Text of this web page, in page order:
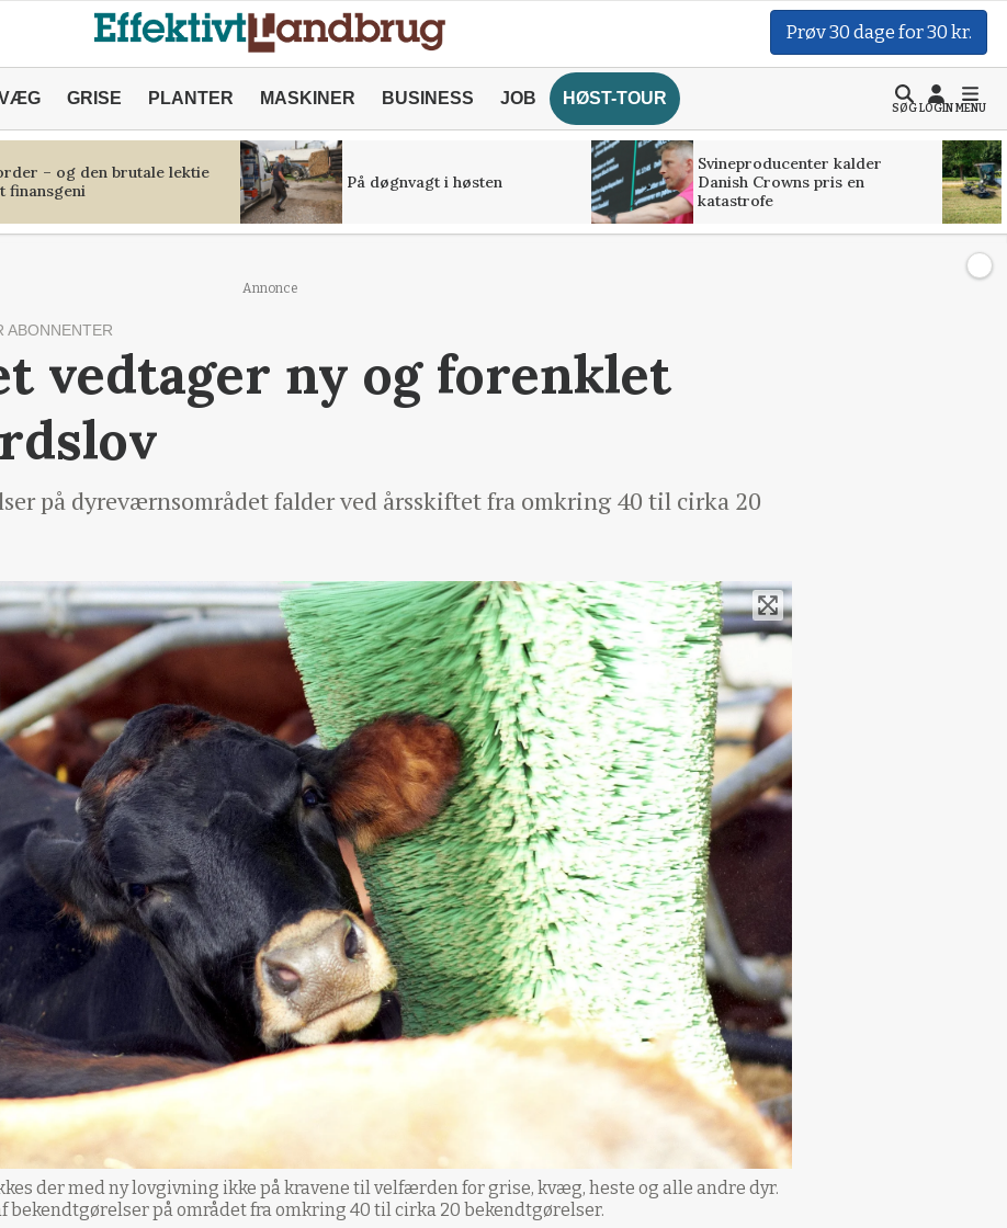
Prøv 30 dage for 30 kr.
GRISE PLANTER MASKINER BUSINESS JOB HØST-TOUR
SØGLOGINMENU
– og den brutale lektie
finansgeni
På døgnvagt i høsten
Svineproducenter kalder
Danish Crowns pris en
katastrofe
Annonce
ABONNENTER
vedtager ny og forenklet
på dyreværnsområdet falder ved årsskiftet fra omkring 40 til cirka 20
der med ny lovgivning ikke på kravene til velfærden for grise, kvæg, heste og alle andre dyr.
på området fra omkring 40 til cirka 20 bekendtgørelser.